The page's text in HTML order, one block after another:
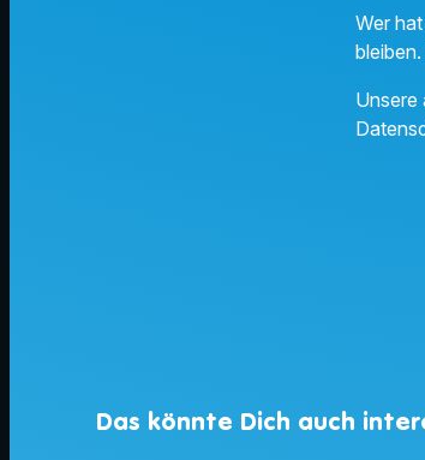
Wer
Unsere
Das könnte Dich auch